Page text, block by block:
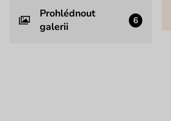
Prohlédnout
galerii
6